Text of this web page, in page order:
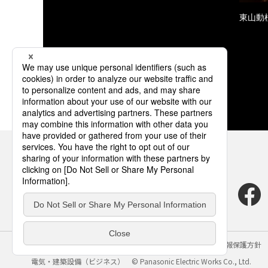
東山動
サイトのご利用にあたって クッキーポリシー
個人情報保護方針
電気・建築設備（ビジネス）
© Panasonic Electric Works Co., Ltd.